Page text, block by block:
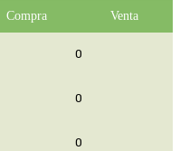
Compra Venta
0
0
0